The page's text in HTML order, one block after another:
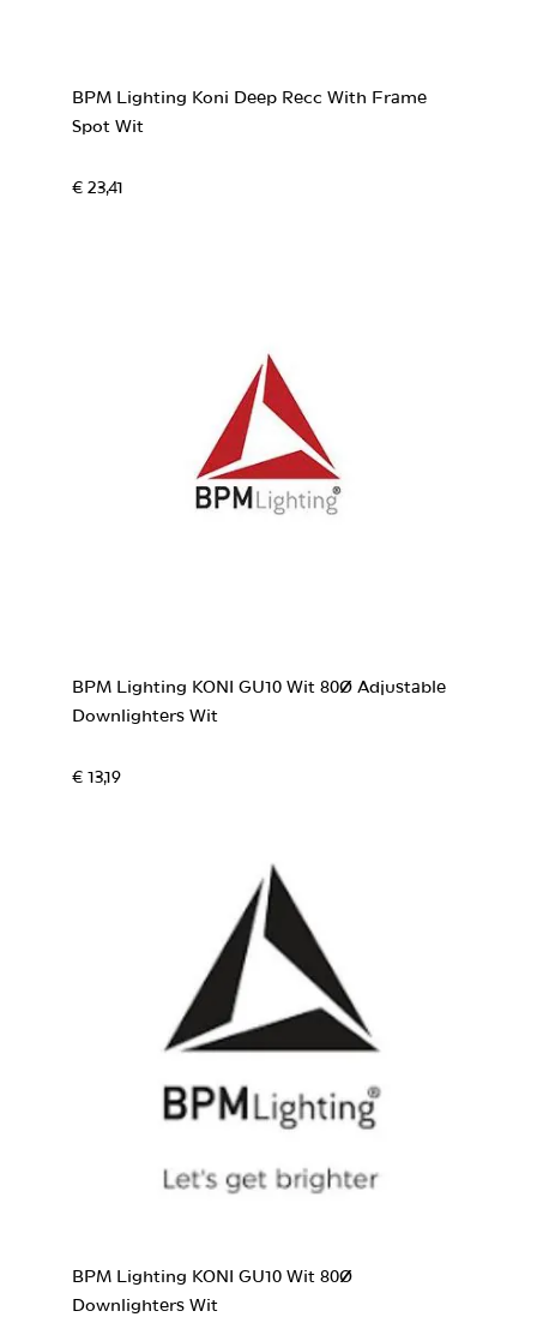
BPM Lighting Koni Deep Recc With Frame
Spot Wit
€ 23,41
BPM Lighting KONI GU10 Wit 80Ø Adjustable
Downlighters Wit
€ 13,19
BPM Lighting KONI GU10 Wit 80Ø
Downlighters Wit